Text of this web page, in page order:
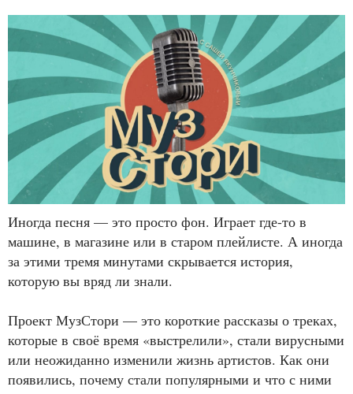
Иногда песня — это просто фон. Играет где-то в
машине, в магазине или в старом плейлисте. А иногда
за этими тремя минутами скрывается история,
которую вы вряд ли знали.
Проект МузСтори — это короткие рассказы о треках,
которые в своё время «выстрелили», стали вирусными
или неожиданно изменили жизнь артистов. Как они
появились, почему стали популярными и что с ними